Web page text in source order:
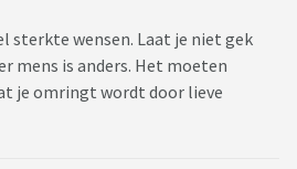
sterkte wensen. Laat je niet gek
mens is anders. Het moeten
je omringt wordt door lieve